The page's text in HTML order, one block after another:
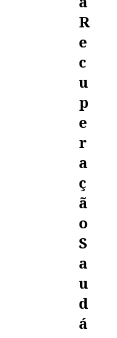
R
E
C
U
P
E
R
A
Ç
Ã
O
S
A
U
D
Á